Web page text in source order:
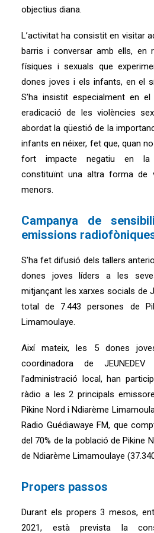
objectius diana.
L’activitat ha consistit en visitar
barris i conversar amb ells, en
físiques i sexuals que
dones joves i els infants, en el
S’ha insistit especialment en
eradicació de les violències
abordat la qüestió de la
infants en néixer, fet que, quan
fort impacte negatiu en la
constituïnt una altra forma de
menors.
Campanya de
emissions
S’ha fet difusió dels tallers
dones joves líders a les
mitjançant les xarxes socials de
total de 7.443 persones de
Limamoulaye.
Així mateix, les 5 dones
coordinadora de
l’administració local, han
ràdio a les 2 principals
Pikine Nord i Ndiarème
Radio Guédiawaye FM, que
del 70% de la població de Pikine
de Ndiarème Limamoulaye
Propers passos
Durant els propers 3 mesos,
2021, està prevista la